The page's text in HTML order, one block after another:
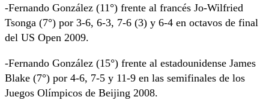
-Fernando González (11°) frente al francés Jo-Wilfried
Tsonga (7°) por 3-6, 6-3, 7-6 (3) y 6-4 en octavos de final
del US Open 2009.
-Fernando González (15°) frente al estadounidense James
Blake (7°) por 4-6, 7-5 y 11-9 en las semifinales de los
Juegos Olímpicos de Beijing 2008.